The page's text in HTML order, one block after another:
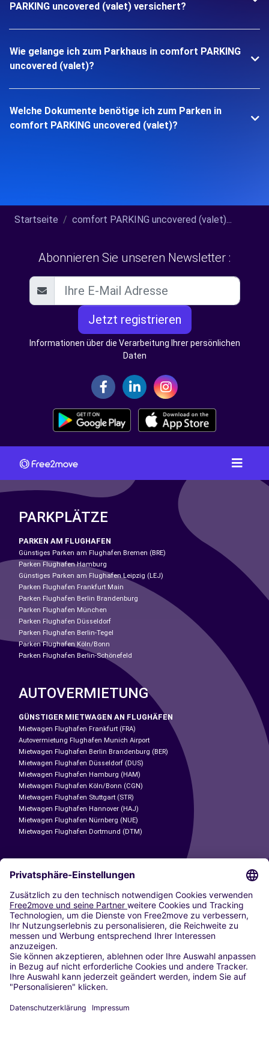
PARKING uncovered (valet) versichert?
Wie gelange ich zum Parkhaus in comfort PARKING
uncovered (valet)?
Welche Dokumente benötige ich zum Parken in
comfort PARKING uncovered (valet)?
Startseite comfort PARKING uncovered (valet)...
Abonnieren Sie unseren Newsletter :
Jetzt registrieren
Informationen über die Verarbeitung Ihrer persönlichen
Daten
PARKPLÄTZE
PARKEN AM FLUGHAFEN
Günstiges Parken am Flughafen Bremen (BRE)
Parken Flughafen Hamburg
Günstiges Parken am Flughafen Leipzig (LEJ)
Parken Flughafen Frankfurt Main
Parken Flughafen Berlin Brandenburg
Parken Flughafen München
Parken Flughafen Düsseldorf
Parken Flughafen Berlin-Tegel
Parken Flughafen Köln/Bonn
Parken Flughafen Berlin-Schönefeld
AUTOVERMIETUNG
GÜNSTIGER MIETWAGEN AN FLUGHÄFEN
Mietwagen Flughafen Frankfurt (FRA)
Autovermietung Flughafen Munich Airport
Mietwagen Flughafen Berlin Brandenburg (BER)
Mietwagen Flughafen Düsseldorf (DUS)
Mietwagen Flughafen Hamburg (HAM)
Mietwagen Flughafen Köln/Bonn (CGN)
Mietwagen Flughafen Stuttgart (STR)
Mietwagen Flughafen Hannover (HAJ)
Mietwagen Flughafen Nürnberg (NUE)
Mietwagen Flughafen Dortmund (DTM)
CARSHARING
UNSERE STÄDTE
Paris
Madrid
Washington DC
Mailand
Rom
Turin
Wien
Berlin
Düsseldorf